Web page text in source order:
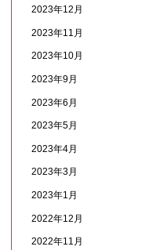
2023年12月
2023年11月
2023年10月
2023年9月
2023年6月
2023年5月
2023年4月
2023年3月
2023年1月
2022年12月
2022年11月